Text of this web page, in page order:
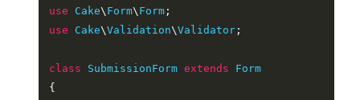
use Cake\ Form\ Form
use
Cake\Validation\Validator ;
class SubmissionForm extends
Form
{